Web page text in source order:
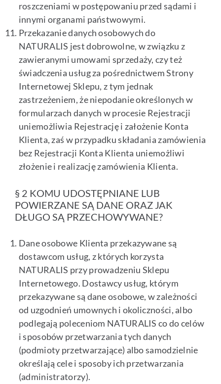
roszczeniami w postępowaniu przed sądami i
innymi organami państwowymi.
Przekazanie danych osobowych do
NATURALIS jest dobrowolne, w związku z
zawieranymi umowami sprzedaży, czy też
świadczenia usług za pośrednictwem Strony
Internetowej Sklepu, z tym jednak
zastrzeżeniem, że niepodanie określonych w
formularzach danych w procesie Rejestracji
uniemożliwia Rejestrację i założenie Konta
Klienta, zaś w przypadku składania zamówienia
bez Rejestracji Konta Klienta uniemożliwi
złożenie i realizację zamówienia Klienta.
§ 2 KOMU UDOSTĘPNIANE LUB
POWIERZANE SĄ DANE ORAZ JAK
DŁUGO SĄ PRZECHOWYWANE?
Dane osobowe Klienta przekazywane są
dostawcom usług, z których korzysta
NATURALIS przy prowadzeniu Sklepu
Internetowego. Dostawcy usług, którym
przekazywane są dane osobowe, w zależności
od uzgodnień umownych i okoliczności, albo
podlegają poleceniom NATURALIS co do celów
i sposobów przetwarzania tych danych
(podmioty przetwarzające) albo samodzielnie
określają cele i sposoby ich przetwarzania
(administratorzy).